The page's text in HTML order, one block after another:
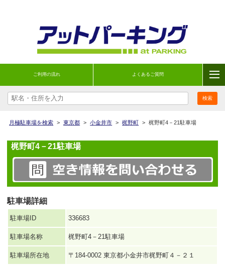
ご利用の流れ よくあるご質問
月極駐車場を検索 > 東京都 > 小金井市 > 梶野町 > 梶野町4－21駐車場
梶野町4－21駐車場
駐車場詳細
駐車場ID 336683
駐車場名称 梶野町4－21駐車場
駐車場所在地 〒184-0002 東京都小金井市梶野町４－２１